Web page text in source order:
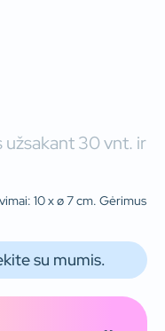
30 vnt. ir
10 x ø 7 cm. Gėrimus
su mumis.